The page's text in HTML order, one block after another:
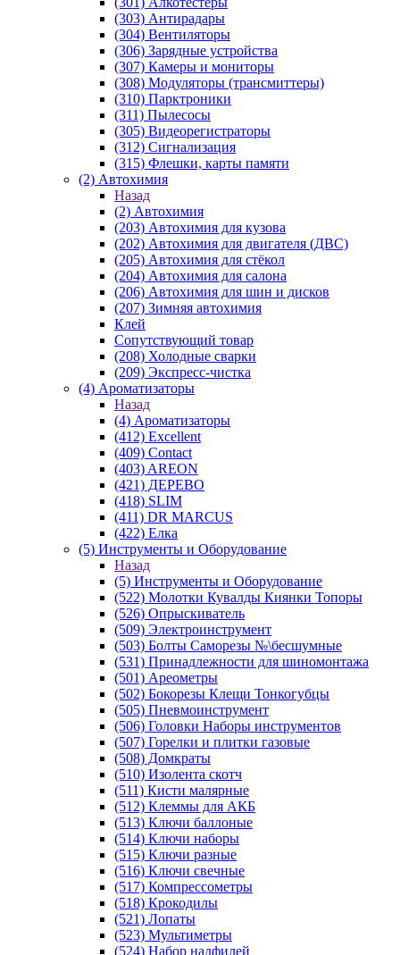
(303) Антирадары
(304) Вентиляторы
(306) Зарядные устройства
(307) Камеры и мониторы
(308) Модуляторы (трансмиттеры)
(310) Парктроники
(311) Пылесосы
(305) Видеорегистраторы
(312) Сигнализация
(315) Флешки, карты памяти
(2) Автохимия
Назад
(2) Автохимия
(203) Автохимия для кузова
(202) Автохимия для двигателя (ДВС)
(205) Автохимия для стёкол
(204) Автохимия для салона
(206) Автохимия для шин и дисков
(207) Зимняя автохимия
Клей
Сопутствующий товар
(208) Холодные сварки
(209) Экспреcс-чистка
(4) Ароматизаторы
Назад
(4) Ароматизаторы
(412) Excellent
(409) Contact
(403) AREON
(421) ДЕРЕВО
(418) SLIM
(411) DR MARCUS
(422) Елка
(5) Инструменты и Оборудование
Назад
(5) Инструменты и Оборудование
(522) Молотки Кувалды Киянки Топоры
(526) Опрыскиватель
(509) Электроинструмент
(503) Болты Саморезы №\бесшумные
(531) Принадлежности для шиномонтажа
(501) Ареометры
(502) Бокорезы Клещи Тонкогубцы
(505) Пневмоинструмент
(506) Головки Наборы инструментов
(507) Горелки и плитки газовые
(508) Домкраты
(510) Изолента скотч
(511) Кисти малярные
(512) Клеммы для АКБ
(513) Ключи баллоные
(514) Ключи наборы
(515) Ключи разные
(516) Ключи свечные
(517) Компрессометры
(518) Крокодилы
(521) Лопаты
(523) Мультиметры
(524) Набор надфилей